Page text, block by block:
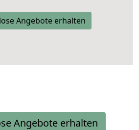
Angebote erhalten
Angebote erhalten